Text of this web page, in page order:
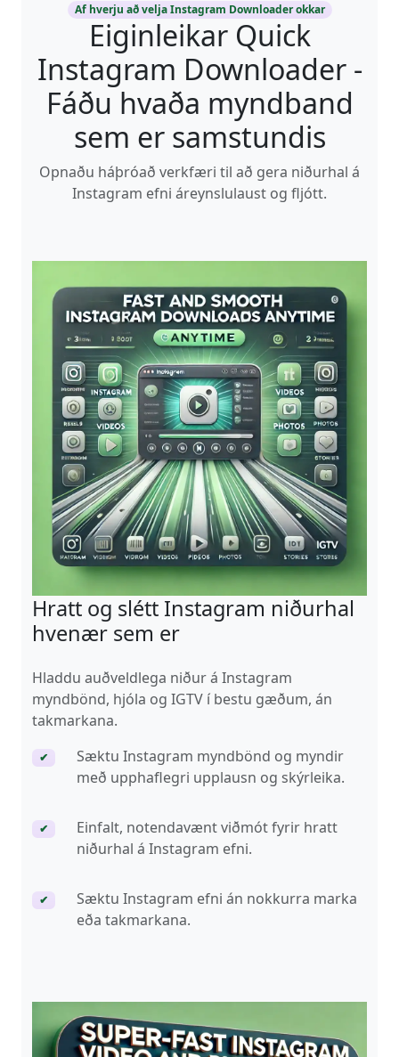
Af hverju að velja Instagram Downloader okkar
Eiginleikar Quick
Instagram Downloader -
Fáðu hvaða myndband
sem er samstundis
Opnaðu háþróað verkfæri til að gera niðurhal á
Instagram efni áreynslulaust og fljótt.
Hratt og slétt Instagram niðurhal
hvenær sem er
Hladdu auðveldlega niður á Instagram
myndbönd, hjóla og IGTV í bestu gæðum, án
takmarkana.
✔
Sæktu Instagram myndbönd og myndir
með upphaflegri upplausn og skýrleika.
✔
Einfalt, notendavænt viðmót fyrir hratt
niðurhal á Instagram efni.
✔
Sæktu Instagram efni án nokkurra marka
eða takmarkana.